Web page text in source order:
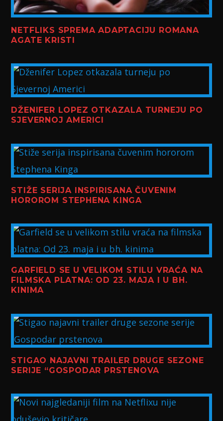
NETFLIKS SPREMA ADAPTACIJU ROMANA
AGATE KRISTI
DŽENIFER LOPEZ OTKAZALA TURNEJU PO
SJEVERNOJ AMERICI
STIŽE SERIJA INSPIRISANA ČUVENIM
HOROROM STEPHENA KINGA
GARFIELD SE U VELIKOM STILU VRAĆA NA
FILMSKA PLATNA: OD 23. MAJA I U BH.
KINIMA
STIGAO NAJAVNI TRAILER DRUGE SEZONE
SERIJE “GOSPODAR PRSTENOVA